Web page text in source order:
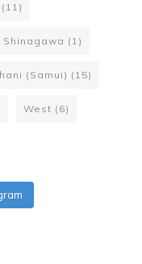
(11)
Shinagawa (1)
(Samui) (15)
West (6)